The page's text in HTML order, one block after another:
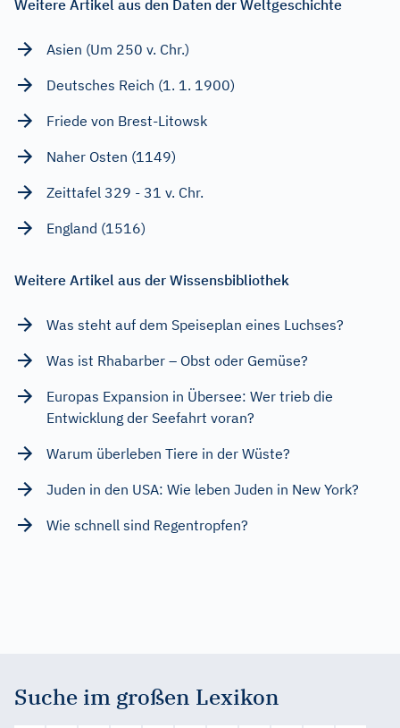
Weitere Artikel aus den Daten der Weltgeschichte
Asien (Um 250 v. Chr.)
Deutsches Reich (1. 1. 1900)
Friede von Brest-Litowsk
Naher Osten (1149)
Zeittafel 329 - 31 v. Chr.
England (1516)
Weitere Artikel aus der Wissensbibliothek
Was steht auf dem Speiseplan eines Luchses?
Was ist Rhabarber – Obst oder Gemüse?
Europas Expansion in Übersee: Wer trieb die
Entwicklung der Seefahrt voran?
Warum überleben Tiere in der Wüste?
Juden in den USA: Wie leben Juden in New York?
Wie schnell sind Regentropfen?
Suche im großen Lexikon